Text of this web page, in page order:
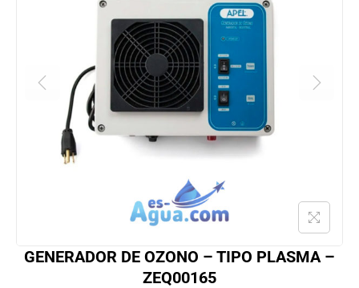
GENERADOR DE OZONO – TIPO PLASMA –
ZEQ00165